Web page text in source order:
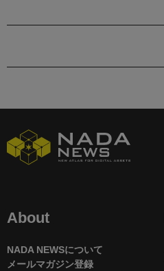
About
NADA NEWSについて
メールマガジン登録